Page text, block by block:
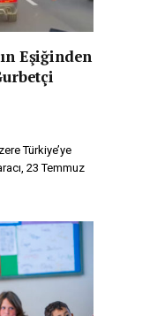
Eşiğinden
Türkiye’ye
23 Temmuz